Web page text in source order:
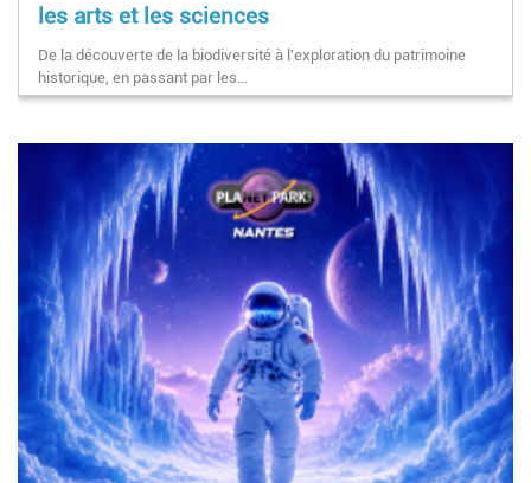
les arts et les sciences
De la découverte de la biodiversité à l'exploration du patrimoine
historique, en passant par les…